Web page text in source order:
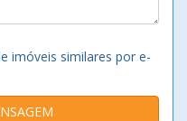
imóveis similares por e-